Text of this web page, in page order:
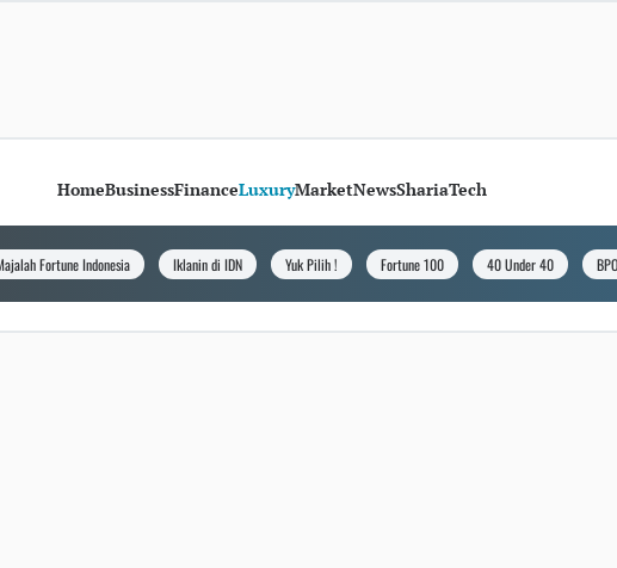
HomeBusinessFinanceLuxuryMarketNewsShariaTech
Fortune Indonesia Iklanin di IDN Yuk Pilih ! Fortune 100 40 Under 40